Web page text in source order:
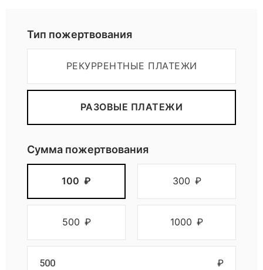
в
о
д
д
Тип пожертвования
РЕКУРРЕНТНЫЕ ПЛАТЕЖИ
РАЗОВЫЕ ПЛАТЕЖИ
Сумма пожертвования
100 ₽ 300 ₽
500 ₽ 1000 ₽
₽